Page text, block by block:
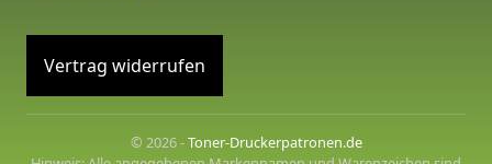
Vertrag widerrufen
© 2026 -Toner-Druckerpatronen.de